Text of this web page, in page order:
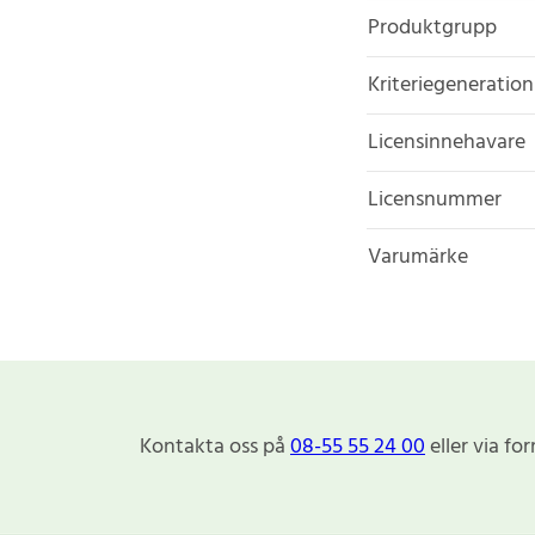
Produktgrupp
Kriteriegeneration
Licensinnehavare
Licensnummer
Varumärke
Kontakta oss på08-55 55 24 00eller via